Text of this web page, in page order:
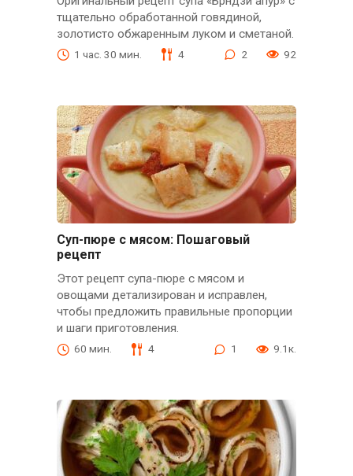
тщательно обработанной говядиной,
золотисто обжаренным луком и сметаной.
1 час. 30 мин. 4 2 92
Суп-пюре с мясом: Пошаговый
рецепт
Этот рецепт супа-пюре с мясом и
овощами детализирован и исправлен,
чтобы предложить правильные пропорции
и шаги приготовления.
60 мин. 4 1 9.1к.